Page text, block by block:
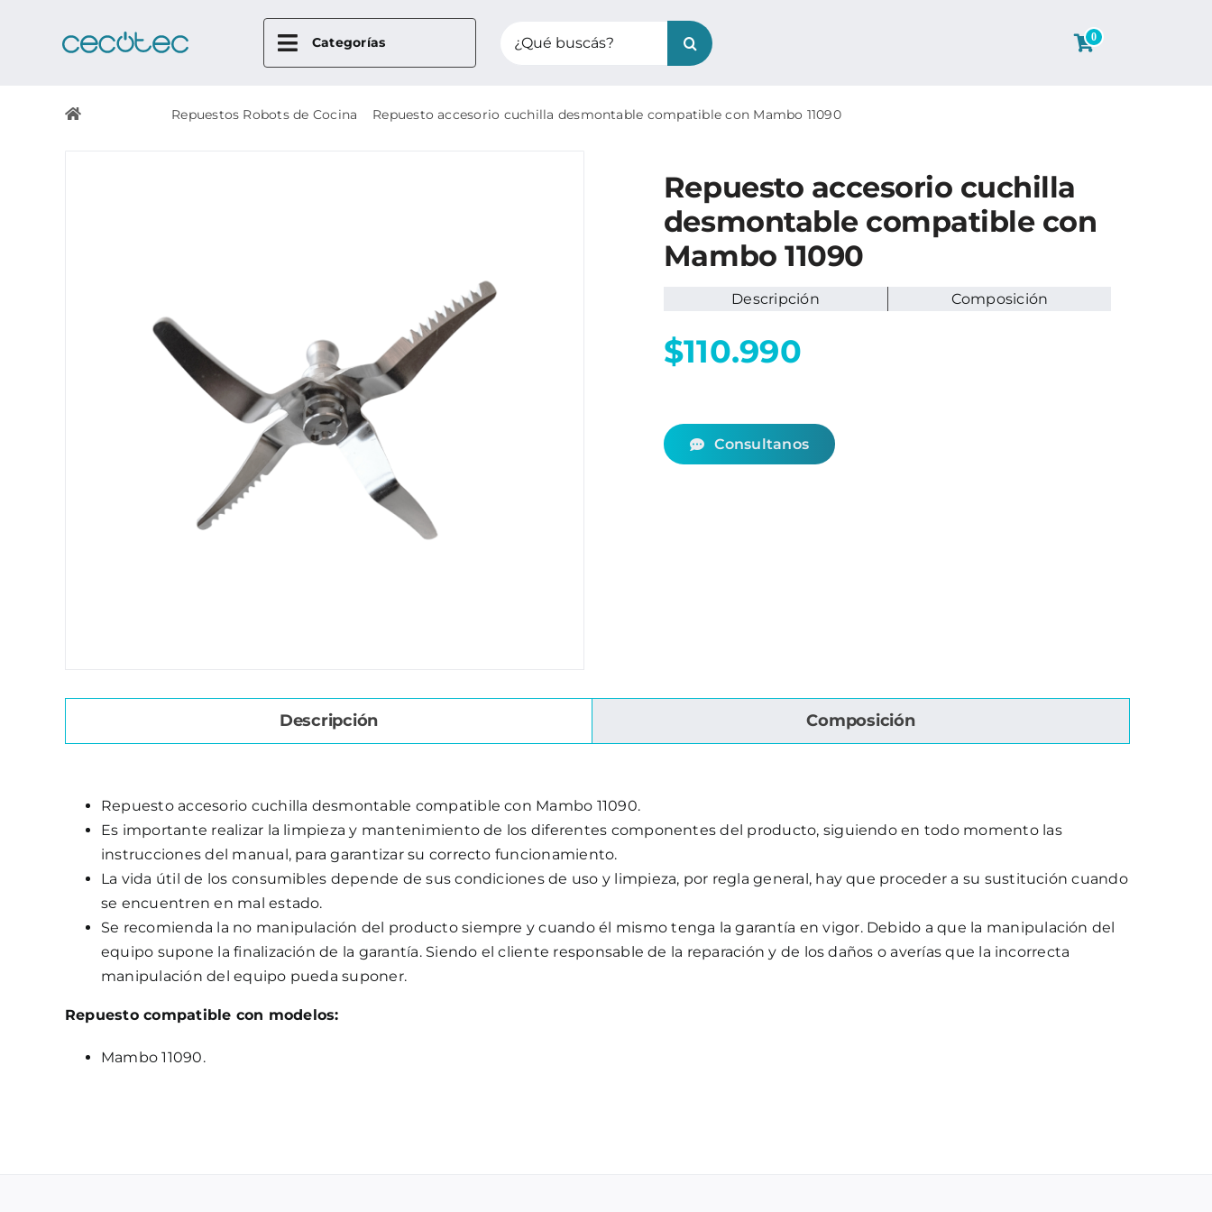
Categorías
for:
0
Repuestos Robots de Cocina Repuesto accesorio cuchilla desmontable compatible con Mambo 11090
Repuesto accesorio cuchilla
desmontable compatible con
Mambo 11090
Descripción Composición
$110.990
Consultanos
Descripción Composición
Repuesto accesorio cuchilla desmontable compatible con Mambo 11090.
Es importante realizar la limpieza y mantenimiento de los diferentes componentes del producto, siguiendo en todo momento las
instrucciones del manual, para garantizar su correcto funcionamiento.
La vida útil de los consumibles depende de sus condiciones de uso y limpieza, por regla general, hay que proceder a su sustitución cuando
se encuentren en mal estado.
Se recomienda la no manipulación del producto siempre y cuando él mismo tenga la garantía en vigor. Debido a que la manipulación del
equipo supone la finalización de la garantía. Siendo el cliente responsable de la reparación y de los daños o averías que la incorrecta
manipulación del equipo pueda suponer.
Repuesto compatible con modelos:
Mambo 11090.